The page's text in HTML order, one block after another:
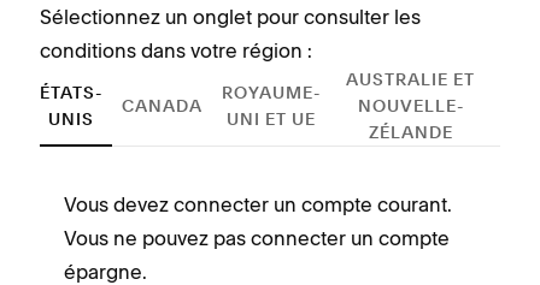
Sélectionnez un onglet pour consulter les
conditions dans votre région :
ÉTATS-
UNIS
CANADA
ROYAUME-
UNI ET UE
AUSTRALIE ET
NOUVELLE-
ZÉLANDE
Vous devez connecter un compte courant.
Vous ne pouvez pas connecter un compte
épargne.